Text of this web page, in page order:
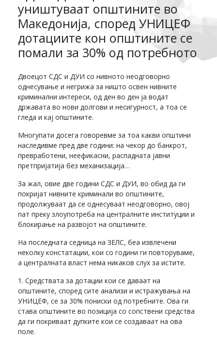
уништуваат општините во
Македонија, според УНИЦЕФ
дотациите кон општините се
помали за 30% од потребното
Двоецот СДС и ДУИ со нивното неодговорно
однесување и негрижа за ништо освен нивните
криминални интереси, од ден во ден ја водат
државата во нови долгови и несигурност, а тоа се
гледа и кај општините.
Многупати досега говоревме за тоа какви општини
наследивме пред две години: на чекор до банкрот,
превработени, неефикасни, распадната јавни
претпријатија без механизација…
За жал, овие две години СДС и ДУИ, во обид да ги
покријат нивните криминали во општините,
продолжуваат да се однесуваат неодговорно, овој
пат преку злоупотреба на централните институции и
блокирање на развојот на општините.
На последната седница на ЗЕЛС, беа извлечени
неколку констатации, кои со години ги повторуваме,
а централната власт нема никаков слух за истите.
1. Средствата за дотации кои се даваат на
општините, според сите анализи и истражувања на
УНИЦЕФ, се за 30% пониски од потребните. Ова ги
става општините во позиција со сопствени средства
да ги покриваат дупките кои се создаваат на ова
поле.